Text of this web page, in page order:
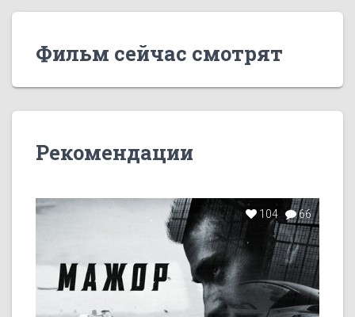
Фильм сейчас смотрят
Рекомендации
104 66